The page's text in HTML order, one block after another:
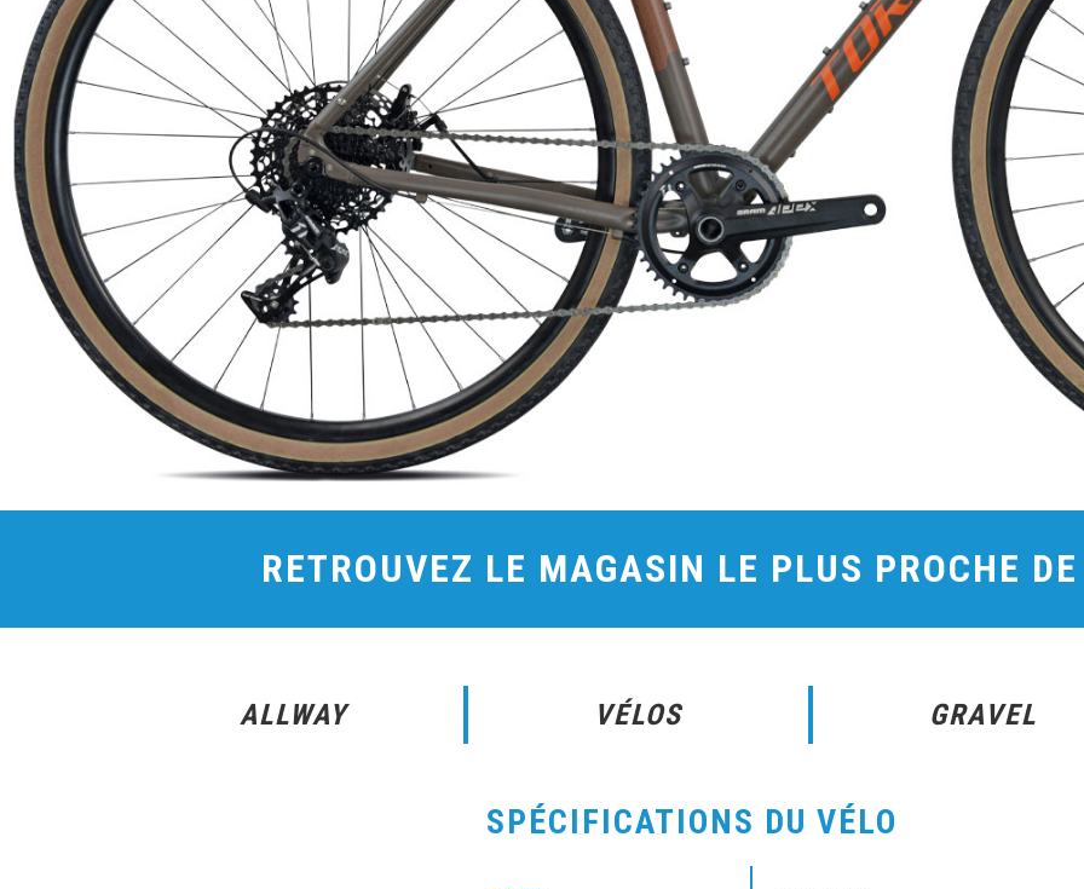
RETROUVEZ LE MAGASIN LE PLUS PROCHE
ALLWAY VÉLOS GRAVEL
SPÉCIFICATIONS DU VÉLO